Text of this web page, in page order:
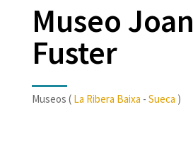
Museo Joan
Fuster
Museos ( La Ribera Baixa - Sueca )